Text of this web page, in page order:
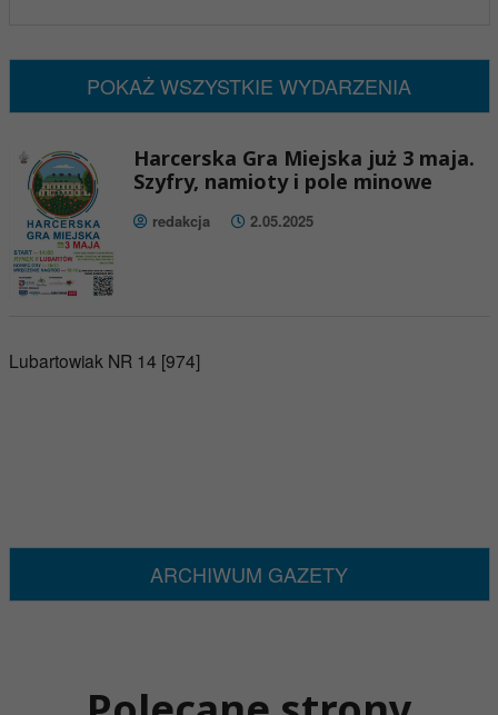
POKAŻ WSZYSTKIE WYDARZENIA
Harcerska Gra Miejska już 3 maja.
Szyfry, namioty i pole minowe
redakcja 2.05.2025
Lubartowiak NR 14 [974]
ARCHIWUM GAZETY